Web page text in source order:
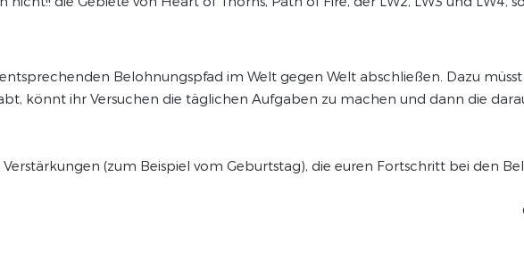
Belohnungspfad im Welt gegen Welt abschließen. Dazu
könnt ihr Versuchen die täglichen Aufgaben zu machen und dann die
(zum Beispiel vom Geburtstag), die euren Fortschritt bei den